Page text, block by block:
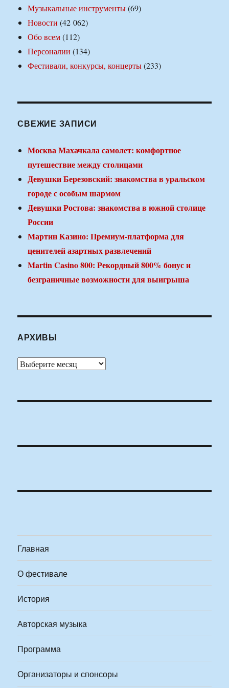
Музыкальные инструменты(69)
Новости (42 062)
Обо всем(112)
Персоналии (134)
Фестивали, конкурсы, концерты(233)
СВЕЖИЕ ЗАПИСИ
Москва Махачкала самолет: комфортное
путешествие между столицами
Девушки Березовский: знакомства в уральском
городе с особым шармом
Девушки Ростова: знакомства в южной столице
России
Мартин Казино: Премиум-платформа для
ценителей азартных развлечений
Martin Casino 800: Рекордный 800% бонус и
безграничные возможности для выигрыша
АРХИВЫ
Архивы
Главная
О фестивале
История
Авторская музыка
Программа
Организаторы и спонсоры